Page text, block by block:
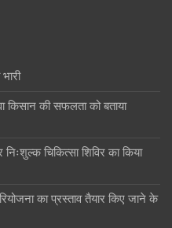
किसान की सफलता को बताया
निःशुल्क चिकित्सा शिविर का किया
का प्रस्ताव तैयार किए जाने के